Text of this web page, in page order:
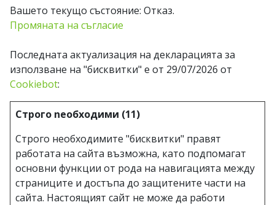
Вашето текущо състояние: Отказ.
Промяната на съгласие
Последната актуализация на декларацията за
използване на "бисквитки" е от 29/07/2026 от
Cookiebot:
Строго nеобходими (11)
Строго необходимите "бисквитки" правят
работата на сайта възможна, като подпомагат
основни функции от рода на навигацията между
страниците и достъпа до защитените части на
сайта. Настоящият сайт не може да работи